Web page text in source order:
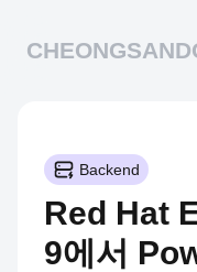
Backend
Red Hat
9에서